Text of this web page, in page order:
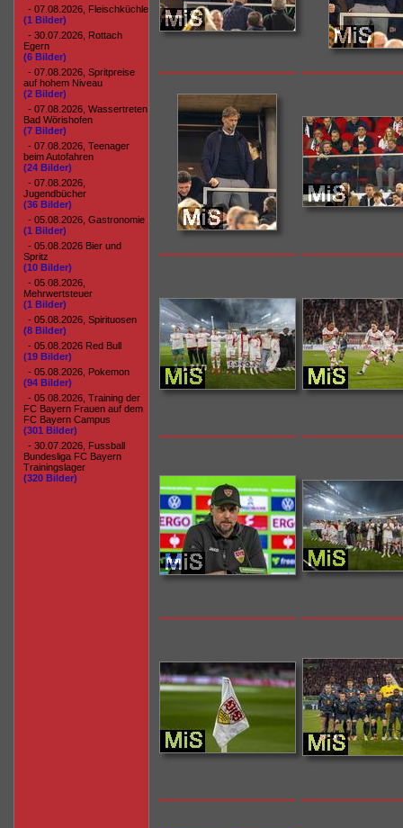
- 07.08.2026, Fleischküchle
(1 Bilder)
- 30.07.2026, Rottach
Egern
(6 Bilder)
- 07.08.2026, Spritpreise
auf hohem Niveau
(2 Bilder)
- 07.08.2026, Wassertreten
Bad Wörishofen
(7 Bilder)
- 07.08.2026, Teenager
beim Autofahren
(24 Bilder)
- 07.08.2026,
Jugendbücher
(36 Bilder)
- 05.08.2026, Gastronomie
(1 Bilder)
- 05.08.2026 Bier und
Spritz
(10 Bilder)
- 05.08.2026,
Mehrwertsteuer
(1 Bilder)
- 05.08.2026, Spirituosen
(8 Bilder)
- 05.08.2026 Red Bull
(19 Bilder)
- 05.08.2026, Pokemon
(94 Bilder)
- 05.08.2026, Training der
FC Bayern Frauen auf dem
FC Bayern Campus
(301 Bilder)
- 30.07.2026, Fussball
Bundesliga FC Bayern
Trainingslager
(320 Bilder)